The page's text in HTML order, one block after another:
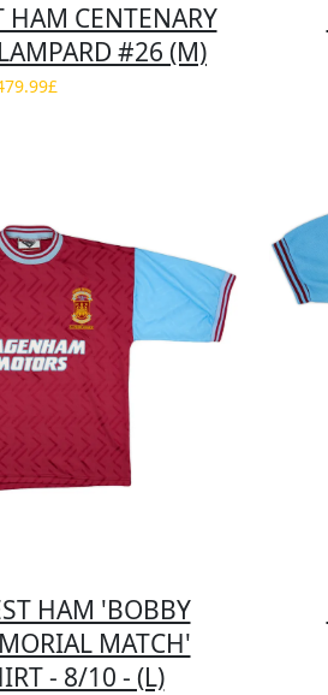
CENTENARY
#26 (M)
HAM 'BOBBY
MATCH'
- 8/10 - (L)